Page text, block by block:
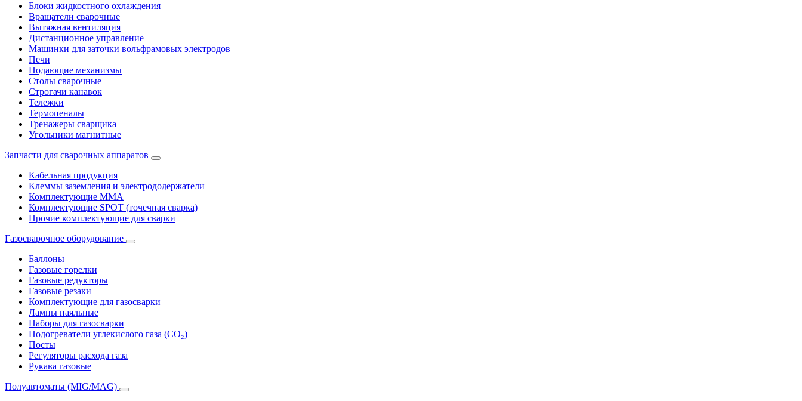
Блоки жидкостного охлаждения
Вращатели сварочные
Вытяжная вентиляция
Дистанционное управление
Машинки для заточки вольфрамовых электродов
Печи
Подающие механизмы
Столы сварочные
Строгачи канавок
Тележки
Термопеналы
Тренажеры сварщика
Угольники магнитные
Запчасти для сварочных аппаратов
Кабельная продукция
Клеммы заземления и электрододержатели
Комплектующие ММА
Комплектующие SPOT (точечная сварка)
Прочие комплектующие для сварки
Газосварочное оборудование
Баллоны
Газовые горелки
Газовые редукторы
Газовые резаки
Комплектующие для газосварки
Лампы паяльные
Наборы для газосварки
Подогреватели углекислого газа (CO₂)
Посты
Регуляторы расхода газа
Рукава газовые
Полуавтоматы (MIG/MAG)